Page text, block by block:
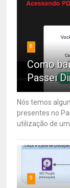
8
Como
Passei
Nós temos
presentes no
utilização de um
9